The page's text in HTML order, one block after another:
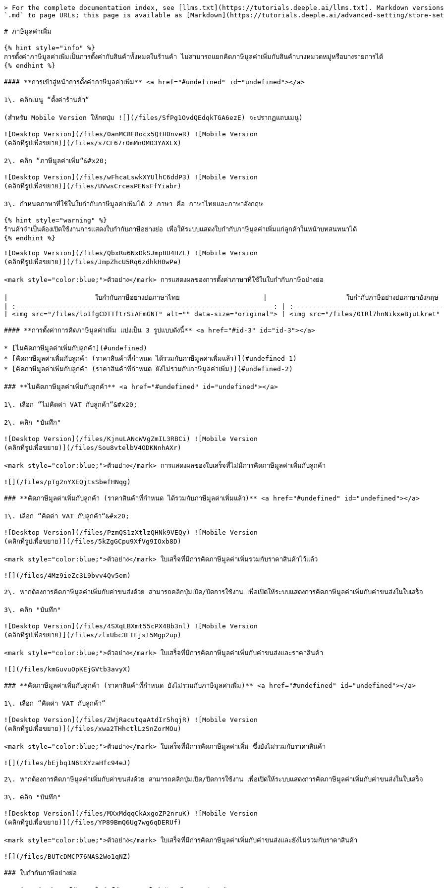
> For the complete documentation index, see [llms.txt](https://tutorials.deeple.ai/llms.txt). Markdown versions
`.md` to page URLs; this page is available as [Markdown](https://tutorials.deeple.ai/advanced-setting/store-
# ภาษีมูลค่าเพิ่ม
{% hint style="info" %}
การตั้งค่าภาษีมูลค่าเพิ่มเป็นการตั้งค่ากับสินค้าทั้งหมดในร้านค้า ไม่สามารถแยกคิดภาษีมูลค่าเพิ่มกับสินค้าบางหมวดหมู่หรือบางรายการได้
{% endhint %}
#### **การเข้าสู่หน้าการตั้งค่าภาษีมูลค่าเพิ่ม** <a href="#undefined" id="undefined"></a>
1\. คลิกเมนู “ตั้งค่าร้านค้า“
(สำหรับ Mobile Version ให้กดปุ่ม ![](/files/SfPg1OvdQEdqkTGA6ezE) จะปรากฏแถบเมนู)
![Desktop Version](/files/0anMC8E8ocx5QtH0nveR) ![Mobile Version
(คลิกที่รูปเพื่อขยาย)](/files/s7CF67r0mMnOMO3YAXLX)
2\. คลิก “ภาษีมูลค่าเพิ่ม“&#x20;
![Desktop Version](/files/wFhcaLswkXYUlhC6ddP3) ![Mobile Version
(คลิกที่รูปเพื่อขยาย)](/files/UVwsCrcesPENsFfYiabr)
3\. กำหนดภาษาที่ใช้ในใบกำกับภาษีมูลค่าเพิ่มได้ 2 ภาษา คือ ภาษาไทยและภาษาอังกฤษ
{% hint style="warning" %}
ร้านค้าจำเป็นต้องเปิดใช้งานการแสดงใบกำกับภาษีอย่างย่อ เพื่อให้ระบบแสดงใบกำกับภาษีมูลค่าเพิ่มแก่ลูกค้าในหน้าบทสนทนาได้
{% endhint %}
![Desktop Version](/files/QbxRu6NxDkSJmpBU4HZL) ![Mobile Version
(คลิกที่รูปเพื่อขยาย)](/files/JmpZhcU5Rq6zdhkH0wPe)
<mark style="color:blue;">ตัวอย่าง</mark> การแสดงผลของการตั้งค่าภาษาที่ใช้ในใบกำกับภาษีอย่างย่อ
|                      ใบกำกับภาษีอย่างย่อภาษาไทย                     |                    ใบกำกับภาษีอย่างย่อภาษาอัง
| :-----------------------------------------------------------------: |
| <img src="/files/loIfgCDTTftrSiAFmGNT" alt="" data-size="original"> | <img src="/files/
#### **การตั้งค่าการคิดภาษีมูลค่าเพิ่ม แบ่งเป็น 3 รูปแบบดังนี้** <a href="#id-3" id="id-3"></a>
* [ไม่คิดภาษีมูลค่าเพิ่มกับลูกค้า](#undefined)
* [คิดภาษีมูลค่าเพิ่มกับลูกค้า (ราคาสินค้าที่กำหนด ได้รวมกับภาษีมูลค่าเพิ่มแล้ว)](#undefined-1)
* [คิดภาษีมูลค่าเพิ่มกับลูกค้า (ราคาสินค้าที่กำหนด ยังไม่รวมกับภาษีมูลค่าเพิ่ม)](#undefined-2)
### **ไม่คิดภาษีมูลค่าเพิ่มกับลูกค้า** <a href="#undefined" id="undefined"></a>
1\. เลือก “ไม่คิดค่า VAT กับลูกค้า“&#x20;
2\. คลิก "บันทึก"
![Desktop Version](/files/KjnuLANcWVgZmIL3RBCi) ![Mobile Version
(คลิกที่รูปเพื่อขยาย)](/files/Sou8vtelbV4ODKNnhAXr)
<mark style="color:blue;">ตัวอย่าง</mark> การแสดงผลของใบเสร็จที่ไม่มีการคิดภาษีมูลค่าเพิ่มกับลูกค้า
![](/files/pTg2nYXEQjtsSbefHNqg)
### **คิดภาษีมูลค่าเพิ่มกับลูกค้า (ราคาสินค้าที่กำหนด ได้รวมกับภาษีมูลค่าเพิ่มแล้ว)** <a href="#undefined" id="undefined"></a>
1\. เลือก “คิดค่า VAT กับลูกค้า“&#x20;
![Desktop Version](/files/PzmQS1zXtlzQHNk9VEQy) ![Mobile Version
(คลิกที่รูปเพื่อขยาย)](/files/5kZgGCpu9XfVg9IOxb8D)
<mark style="color:blue;">ตัวอย่าง</mark> ใบเสร็จที่มีการคิดภาษีมูลค่าเพิ่มรวมกับราคาสินค้าไว้แล้ว
![](/files/4Mz9ieZc3L9bvv4Qv5em)
2\. หากต้องการคิดภาษีมูลค่าเพิ่มกับค่าขนส่งด้วย สามารถคลิกปุ่มเปิด/ปิดการใช้งาน เพื่อเปิดให้ระบบแสดงการคิดภาษีมูลค่าเพิ่มกับค่าขนส่งในใบเสร็จ
3\. คลิก "บันทึก"
![Desktop Version](/files/4SXqLBXmt55cPX4Bb3nl) ![Mobile Version
(คลิกที่รูปเพื่อขยาย)](/files/zlxUbc3LIFjs15Mgp2up)
<mark style="color:blue;">ตัวอย่าง</mark> ใบเสร็จที่มีการคิดภาษีมูลค่าเพิ่มกับค่าขนส่งและราคาสินค้า
![](/files/kmGuvuOpKEjGVtb3avyX)
### **คิดภาษีมูลค่าเพิ่มกับลูกค้า (ราคาสินค้าที่กำหนด ยังไม่รวมกับภาษีมูลค่าเพิ่ม)** <a href="#undefined" id="undefined"></a>
1\. เลือก “คิดค่า VAT กับลูกค้า“
![Desktop Version](/files/ZWjRacutqaAtdIr5hqjR) ![Mobile Version
(คลิกที่รูปเพื่อขยาย)](/files/xwa2THhctlLzSnZorMOu)
<mark style="color:blue;">ตัวอย่าง</mark> ใบเสร็จที่มีการคิดภาษีมูลค่าเพิ่ม ซึ่งยังไม่รวมกับราคาสินค้า
![](/files/bEjbq1N6tXYzaHfc94eJ)
2\. หากต้องการคิดภาษีมูลค่าเพิ่มกับค่าขนส่งด้วย สามารถคลิกปุ่มเปิด/ปิดการใช้งาน เพื่อเปิดให้ระบบแสดงการคิดภาษีมูลค่าเพิ่มกับค่าขนส่งในใบเสร็จ
3\. คลิก "บันทึก"
![Desktop Version](/files/MXxMdqqCkAxgoZP2nruK) ![Mobile Version
(คลิกที่รูปเพื่อขยาย)](/files/YP89BmQ6Ug7wg6qDERUf)
<mark style="color:blue;">ตัวอย่าง</mark> ใบเสร็จที่มีการคิดภาษีมูลค่าเพิ่มกับค่าขนส่งและยังไม่รวมกับราคาสินค้า
![](/files/BUTcDMCP76NAS2Wo1qNZ)
### ใบกำกับภาษีอย่างย่อ